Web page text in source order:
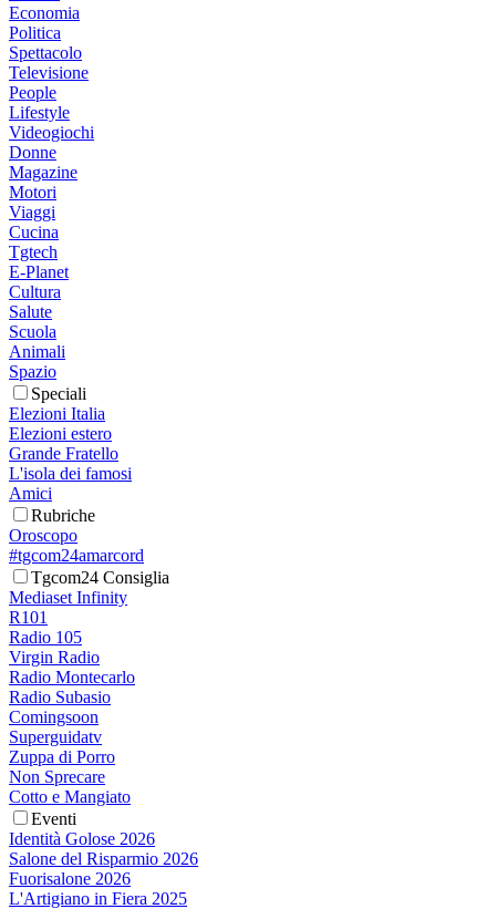
Economia
Politica
Spettacolo
Televisione
People
Lifestyle
Videogiochi
Donne
Magazine
Motori
Viaggi
Cucina
Tgtech
E-Planet
Cultura
Salute
Scuola
Animali
Spazio
Speciali
Elezioni Italia
Elezioni estero
Grande Fratello
L'isola dei famosi
Amici
Rubriche
Oroscopo
#tgcom24amarcord
Tgcom24 Consiglia
Mediaset Infinity
R101
Radio 105
Virgin Radio
Radio Montecarlo
Radio Subasio
Comingsoon
Superguidatv
Zuppa di Porro
Non Sprecare
Cotto e Mangiato
Eventi
Identità Golose 2026
Salone del Risparmio 2026
Fuorisalone 2026
L'Artigiano in Fiera 2025